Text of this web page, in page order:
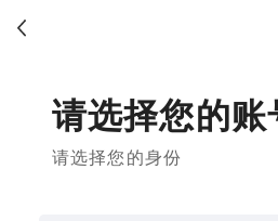
请选择您的账
请选择您的身份